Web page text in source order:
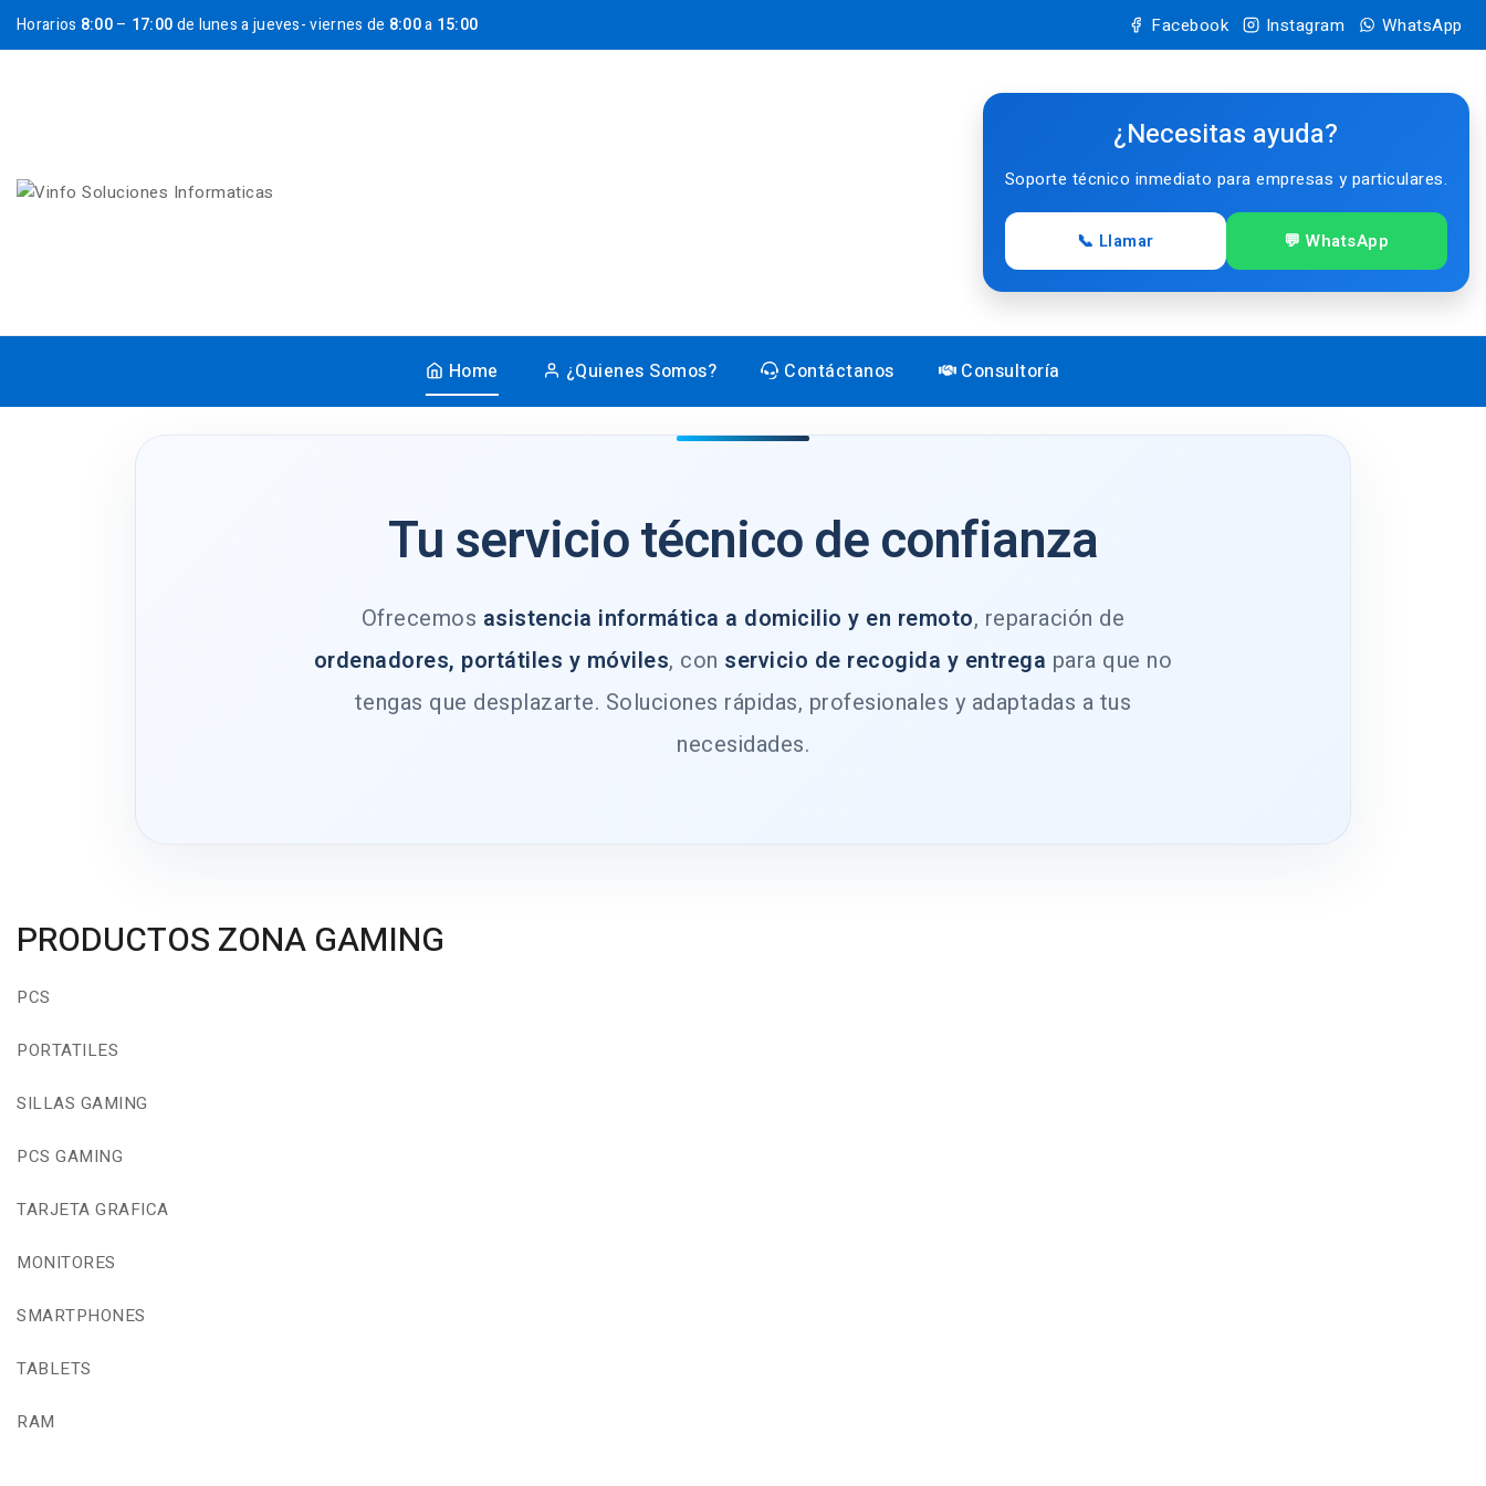
Horarios 8:00– 17:00de lunes a jueves- viernes de 8:00a 15:00 Facebook Instagram WhatsApp
¿Necesitas ayuda?
Soporte técnico inmediato para empresas y particulares.
📞 Llamar 💬 WhatsApp
Home ¿Quienes Somos? Contáctanos Consultoría
Tu servicio técnico de confianza
Ofrecemos asistencia informática a domicilio y en remoto, reparación de
ordenadores, portátiles y móviles, con servicio de recogida y entrega para que no
tengas que desplazarte. Soluciones rápidas, profesionales y adaptadas a tus
necesidades.
PRODUCTOS ZONA GAMING
PCS
PORTATILES
SILLAS GAMING
PCS GAMING
TARJETA GRAFICA
MONITORES
SMARTPHONES
TABLETS
RAM